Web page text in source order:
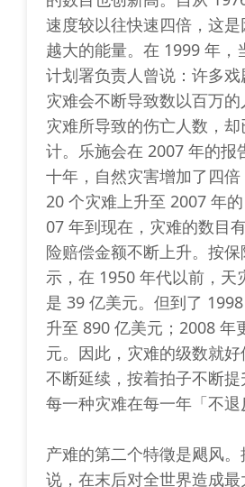
速度较以往快速四倍，这
越大的能量。在 1999 年，
计划署负责人曾说：许多
灾难会不断导致数以百万
灾难所导致的伤亡人数，
计。乐施会在 2007 年的报
十年，自然灾害增加了四
20 个灾难上升至 2007 年
07 年到现在，灾难的数目
险赔偿金额不断上升。按
示，在 1950 年代以前，天
是 39 亿美元。但到了
升至 890 亿美元；2008 年
元。因此，灾难的级数就
不断延续，按着拍子不断
每一种灾难在每一年「不退
产难的第二个特徵是飓风
说，在末后对全世界造成